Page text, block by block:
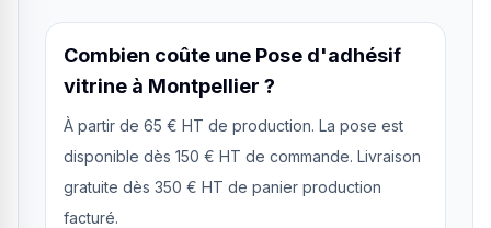
Combien coûte une Pose d'adhésif
vitrine à Montpellier ?
À partir de 65 € HT de production. La pose est
disponible dès 150 € HT de commande. Livraison
gratuite dès 350 € HT de panier production
facturé.